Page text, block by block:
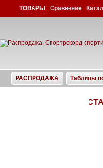
ТОВАРЫ Сравнение
РАСПРОДАЖА Таблицы